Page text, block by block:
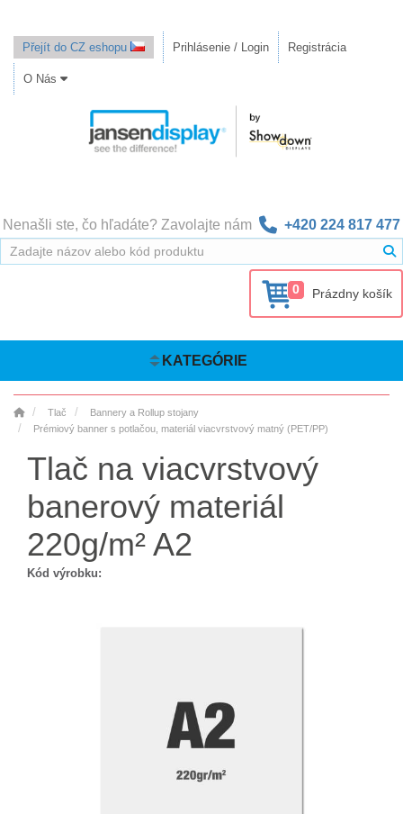
Přejít do CZ eshopu Prihlásenie / Login Registrácia
O Nás
Nenašli ste, čo hľadáte? Zavolajte nám +420 224 817 477
0 Prázdny košík
KATEGÓRIE
Tlač
Bannery a Rollup stojany
Prémiový banner s potlačou, materiál viacvrstvový matný (PET/PP)
Tlač na viacvrstvový
banerový materiál
220g/m² A2
Kód výrobku: